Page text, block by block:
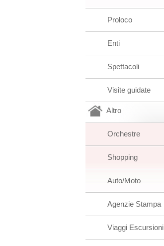
Proloco
Enti
Spettacoli
Visite guidate
Altro
Orchestre
Shopping
Auto/Moto
Agenzie Stampa
Viaggi Escursioni